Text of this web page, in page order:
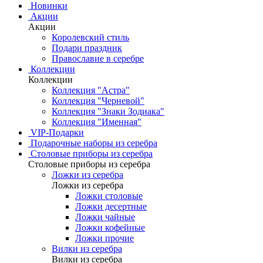
Новинки
Акции
Акции
Королевский стиль
Подари праздник
Православие в серебре
Коллекции
Коллекции
Коллекция "Астра"
Коллекция "Черневой"
Коллекция "Знаки Зодиака"
Коллекция "Именная"
VIP-Подарки
Подарочные наборы из серебра
Столовые приборы из серебра
Столовые приборы из серебра
Ложки из серебра
Ложки из серебра
Ложки столовые
Ложки десертные
Ложки чайные
Ложки кофейные
Ложки прочие
Вилки из серебра
Вилки из серебра